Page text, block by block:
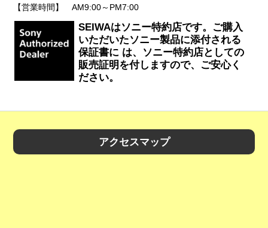
【営業時間】 AM9:00～PM7:00
SEIWAはソニー特約店です。ご購入
いただいたソニー製品に添付される
保証書に は、ソニー特約店としての
販売証明を付しますので、ご安心く
ださい。
アクセスマップ